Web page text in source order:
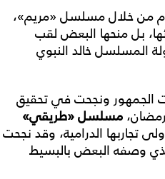
من خلال مسلسل «مريم»،
بل منحها البعض لقب
المسلسل خالد النبوي
الجمهور ونجحت في تحقيق
مسلسل«طريقي»
تجاربها الدرامية، وقد نجحت
وصفه البعض بالبسيط